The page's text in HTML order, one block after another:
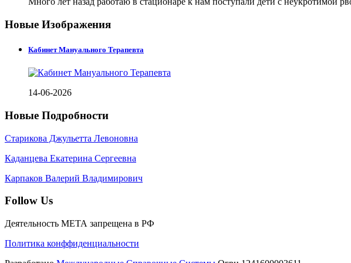
Новые Изображения
Кабинет Мануального Терапевта
14-06-2026
Новые Подробности
Старикова Джульетта Левоновна
Каданцева Екатерина Сергеевна
Карпаков Валерий Владимирович
Follow Us
Деятельность МЕТА запрещена в РФ
Политика конффиденциальности